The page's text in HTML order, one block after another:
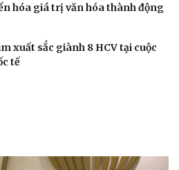
Tình yêu - Gia đình
hóa giá trị văn hóa thành động
xuất sắc giành 8 HCV tại cuộc
tế